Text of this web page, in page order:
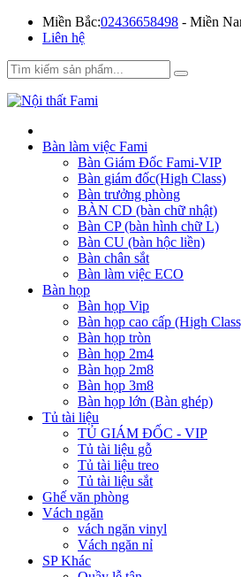
Miền Bắc:02436658498 - Miền
Liên hệ
Bàn làm việc Fami
Bàn Giám Đốc Fami-VIP
Bàn giám đốc(High Class)
Bàn trưởng phòng
BÀN CD (bàn chữ nhật)
Bàn CP (bàn hình chữ L)
Bàn CU (bàn hộc liền)
Bàn chân sắt
Bàn làm việc ECO
Bàn họp
Bàn họp Vip
Bàn họp cao cấp (High
Bàn họp tròn
Bàn họp 2m4
Bàn họp 2m8
Bàn họp 3m8
Bàn họp lớn (Bàn ghép)
Tủ tài liệu
TỦ GIÁM ĐỐC - VIP
Tủ tài liệu gỗ
Tủ tài liệu treo
Tủ tài liệu sắt
Ghế văn phòng
Vách ngăn
vách ngăn vinyl
Vách ngăn nỉ
SP Khác